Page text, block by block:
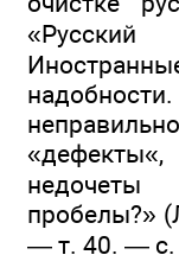
пробелы?»
— т. 40. — с.